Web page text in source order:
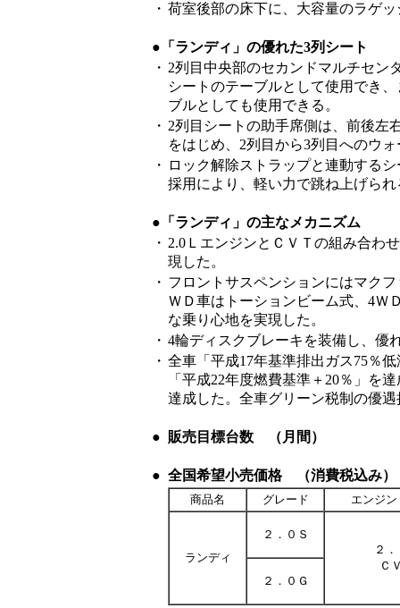
・ 荷室後部の床下に、大容量のラゲ
●「ランディ」の優れた3列シート
・ 2列目中央部のセカンドマルチセン
シートのテーブルとして使用でき
ブルとしても使用できる。
・ 2列目シートの助手席側は、前後左
をはじめ、2列目から3列目へのウ
・
ロック解除ストラップと連動する
採用により、軽い力で跳ね上げら
●「ランディ」の主なメカニズム
・ 2.0ＬエンジンとＣＶＴの組み合わ
現した。
・ フロントサスペンションにはマク
ＷＤ車はトーションビーム式、4Ｗ
な乗り心地を実現した。
・ 4輪ディスクブレーキを装備し、優
・ 全車「平成17年基準排出ガス75％
「平成22年度燃費基準＋20％」を
達成した。全車グリーン税制の優
● 販売目標台数 （月間）
● 全国希望小売価格 （消費税込み）
商品名 グレード エンジ
ランディ
２．０Ｓ
２
Ｃ
２．０Ｇ